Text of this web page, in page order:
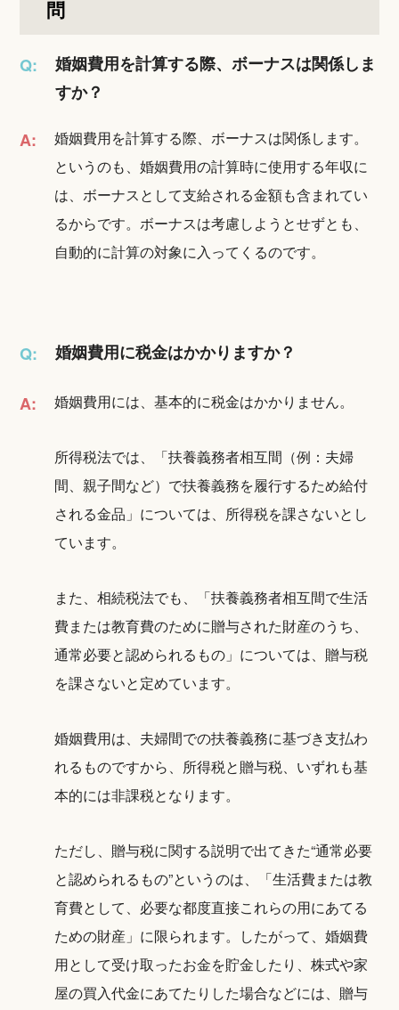
問
Q:
婚姻費用を計算する際、ボーナスは関係しま
すか？
A:
婚姻費用を計算する際、ボーナスは関係します。
というのも、婚姻費用の計算時に使用する年収に
は、ボーナスとして支給される金額も含まれてい
るからです。ボーナスは考慮しようとせずとも、
自動的に計算の対象に入ってくるのです。
Q: 婚姻費用に税金はかかりますか？
A: 婚姻費用には、基本的に税金はかかりません。
所得税法では、「扶養義務者相互間（例：夫婦
間、親子間など）で扶養義務を履行するため給付
される金品」については、所得税を課さないとし
ています。
また、相続税法でも、「扶養義務者相互間で生活
費または教育費のために贈与された財産のうち、
通常必要と認められるもの」については、贈与税
を課さないと定めています。
婚姻費用は、夫婦間での扶養義務に基づき支払わ
れるものですから、所得税と贈与税、いずれも基
本的には非課税となります。
ただし、贈与税に関する説明で出てきた“通常必要
と認められるもの”というのは、「生活費または教
育費として、必要な都度直接これらの用にあてる
ための財産」に限られます。したがって、婚姻費
用として受け取ったお金を貯金したり、株式や家
屋の買入代金にあてたりした場合などには、贈与